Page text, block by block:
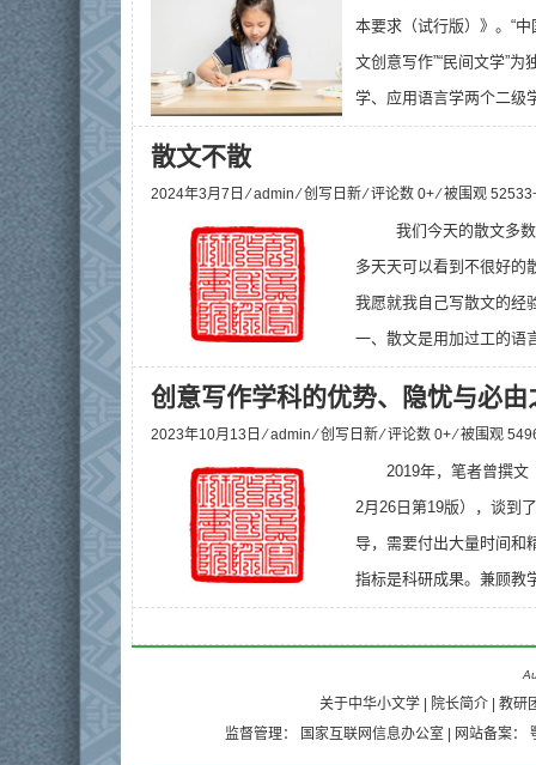
本要求（试行版）》。“
文创意写作”“民间文学”
学、应用语言学两个二级
散文不散
2024年3月7日 ⁄admin⁄创写日新⁄ 评论数 0+ ⁄ 被围观 52533
我们今天的散文多
多天天可以看到不很好的
我愿就我自己写散文的经
一、散文是用加过工的语
创意写作学科的优势、隐忧与必由
2023年10月13日 ⁄admin⁄创写日新⁄ 评论数 0+ ⁄ 被围观
2019年，笔者曾撰文
2月26日第19版），谈到
导，需要付出大量时间和
指标是科研成果。兼顾教
关于中华小文学 院长简介
教研
监督管理：
国家互联网信息办公室 | 网站备案：